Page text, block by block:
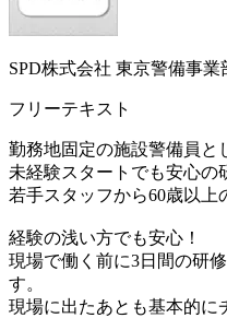
SPD株式会社 東京警備事業
フリーテキスト
勤務地固定の施設警備員と
未経験スタートでも安心
若手スタッフから60歳以上
経験の浅い方でも安心！
現場で働く前に3日間の研
す。
現場に出たあとも基本的に